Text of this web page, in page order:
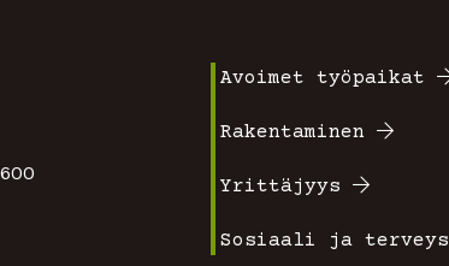
600
Footer
valikko
1
Avoimet työpaikat
Rakentaminen
Yrittäjyys
Sosiaali ja terveys